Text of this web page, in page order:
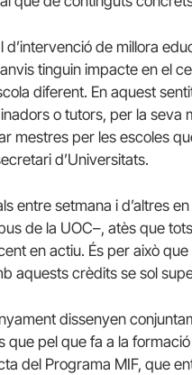
de millora
tinguin impacte en el
diferent. En aquest
o tutors, per la seva
mestres per les escoles
d’Universitats.
entre setmana i d’altres
de la UOC–, atès que
en actiu. És per això que
aquests crèdits se sol
dissenyen
pel que fa a la
del Programa MIF, que